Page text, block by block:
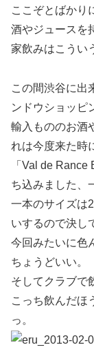
ここぞとばかり
酒やジュースを
家飲みはこうい
この間渋谷に出
ンドウショッピ
輸入もののお酒
れは今度来た時
「Val de
ち込みました、
一本のサイズは
いするので決し
今回みたいに色
ちょうどいい。
そしてクラブで
こっち飲んだほ
っ。